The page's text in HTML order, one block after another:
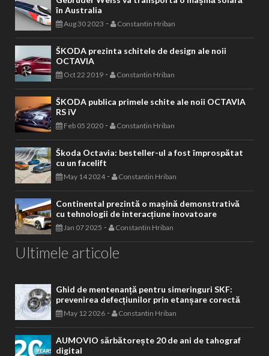
în Australia
Aug 30 2023 - Constantin Hriban
ŠKODA prezinta schitele de design ale noii
OCTAVIA
Oct 22 2019 - Constantin Hriban
ŠKODA publica primele schite ale noii OCTAVIA
RS iV
Feb 05 2020 - Constantin Hriban
Škoda Octavia: besteller-ul a fost împrospătat
cu un facelift
May 14 2024- Constantin Hriban
Continental prezintă o mașină demonstrativă
cu tehnologii de interacțiune inovatoare
Jan 07 2025 - Constantin Hriban
Ultimele articole
Ghid de mentenanță pentru simeringuri SKF:
prevenirea defecțiunilor prin etanșare corectă
May 12 2026 - Constantin Hriban
AUMOVIO sărbătorește 20 de ani de tahograf
digital